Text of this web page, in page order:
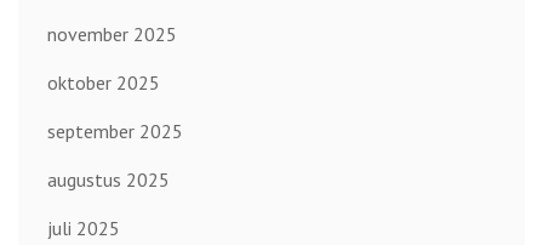
november 2025
oktober 2025
september 2025
augustus 2025
juli 2025